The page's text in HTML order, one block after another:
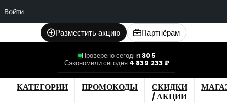
Войти
Разместить акцию Партнёрам
Проверено сегодня:305
Сэкономили сегодня:4 839 233 ₽
КАТЕГОРИИ ПРОМОКОДЫ
СКИДКИ
/ АКЦИИ